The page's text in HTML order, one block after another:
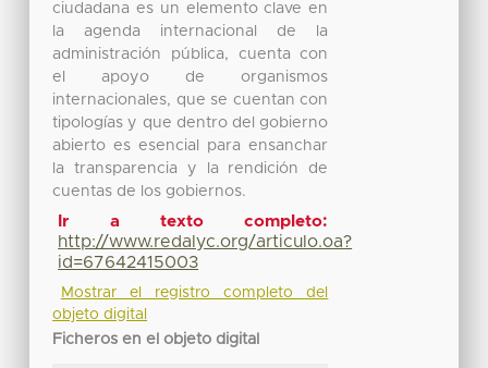
ciudadana es un elemento clave en
la agenda internacional de la
administración pública, cuenta con
el apoyo de organismos
internacionales, que se cuentan con
tipologías y que dentro del gobierno
abierto es esencial para ensanchar
la transparencia y la rendición de
cuentas de los gobiernos.
Ir a texto completo:
http://www.redalyc.org/articulo.oa?
id=67642415003
Mostrar el registro completo del
objeto digital
Ficheros en el objeto digital